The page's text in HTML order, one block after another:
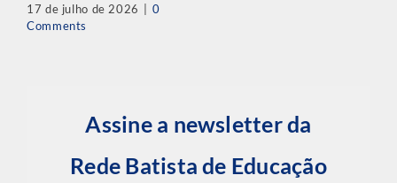
17 de julho de 2026
0
Comments
Assine a newsletter da
Rede Batista de Educação